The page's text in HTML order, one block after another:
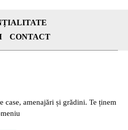
CONTACT
case, amenajări și grădini. Te ținem